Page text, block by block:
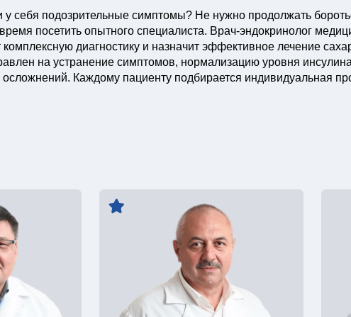
у себя подозрительные симптомы? Не нужно продолжать
посетить опытного специалиста. Врач-эндокринолог
комплексную диагностику и назначит эффективное лечение
на устранение симптомов, нормализацию уровня
осложнений. Каждому пациенту подбирается индивидуальная